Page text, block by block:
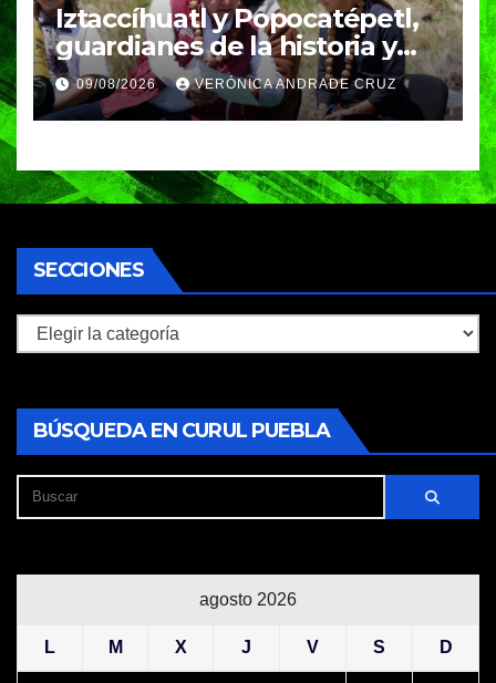
Iztaccíhuatl y Popocatépetl,
guardianes de la historia y
fuentes de vida para Puebla:
Armenta
09/08/2026 VERÓNICA ANDRADE CRUZ
SECCIONES
Secciones
BÚSQUEDA EN CURUL PUEBLA
agosto 2026
L M X J V S D